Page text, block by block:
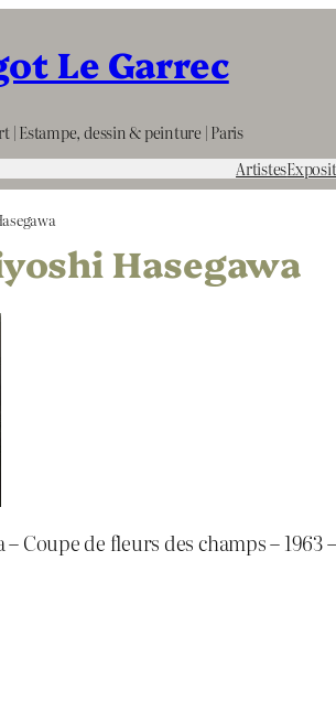
Le Garrec
| Estampe, dessin & peinture | Paris
Artistes
Hasegawa
Coupe de fleurs des champs – 1963